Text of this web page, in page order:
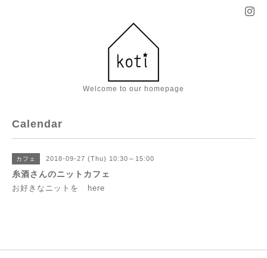
Welcome to our homepage
Calendar
カフェ 2018-09-27 (Thu) 10:30～15:00
糸酒さんのニットカフェ
お好きなニットを here